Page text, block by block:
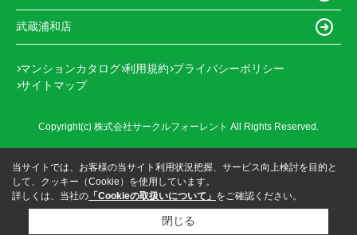
武蔵浦和店
マンションカタログ 利用規約 プライバシーポリシー
サイトマップ
Copyright(c) 株式会社サークルフォーレント All Rights Reserved.
当サイトでは、お客様の当サイト利用状況把握、サービス向上検討を目的と
して、クッキー（Cookie）を使用しています。
詳しくは、当社の 「Cookieの取扱いについて」 をご確認ください。
閉じる